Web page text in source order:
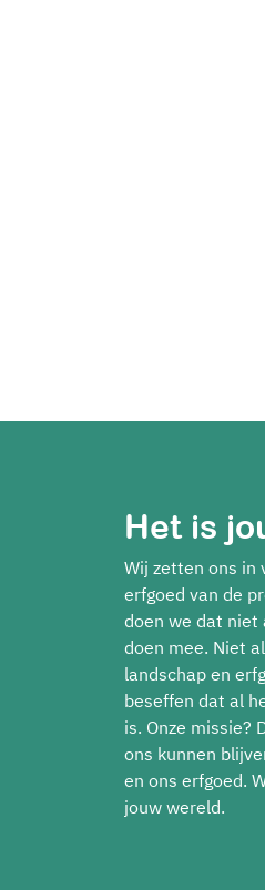
Het is
Wij zetten ons in
erfgoed van de
doen we dat niet
doen mee. Niet
landschap en
beseffen dat al
is. Onze missie?
ons kunnen
en ons erfgoed.
jouw wereld.